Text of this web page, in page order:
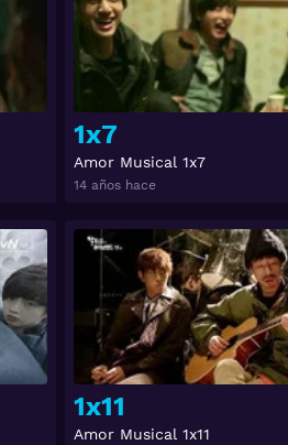
1x7
Amor Musical 1x7
14 años hace
Ver
1x11
Amor Musical 1x11